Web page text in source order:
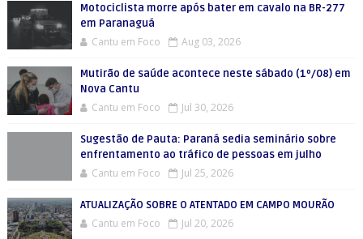
Motociclista morre após bater em cavalo na BR-277
em Paranaguá
Cantu em Foco Aug 03, 2026
Mutirão de saúde acontece neste sábado (1º/08) em
Nova Cantu
Cantu em Foco Jul 30, 2026
Sugestão de Pauta: Paraná sedia seminário sobre
enfrentamento ao tráfico de pessoas em julho
Cantu em Foco Jul 25, 2026
ATUALIZAÇÃO SOBRE O ATENTADO EM CAMPO MOURÃO
Cantu em Foco Jul 20, 2026